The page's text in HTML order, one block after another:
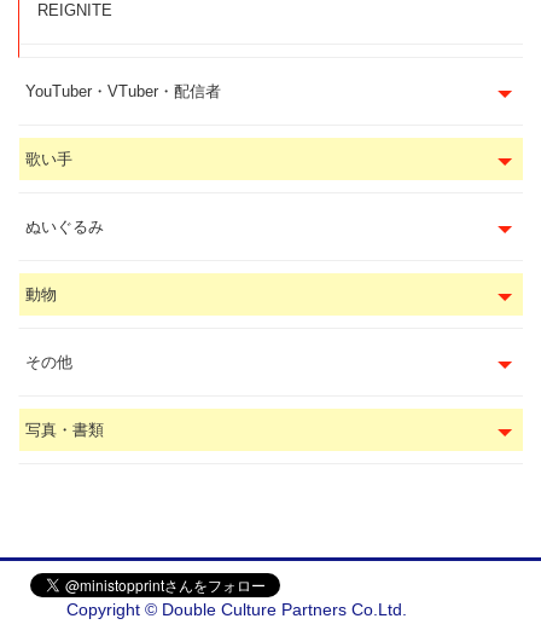
REIGNITE
YouTuber・VTuber・配信者
歌い手
ぬいぐるみ
動物
その他
写真・書類
Copyright © Double Culture Partners Co.Ltd.